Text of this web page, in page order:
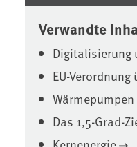
Verwandte
Digitalisierung
EU-
Wärmepumpen
Das 1,5-Grad-